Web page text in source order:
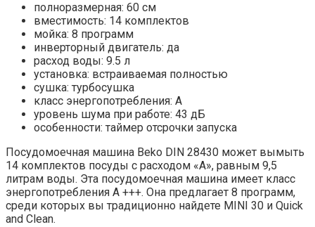
полноразмерная: 60 см
вместимость: 14 комплектов
мойка: 8 программ
инверторный двигатель: да
расход воды: 9.5 л
установка: встраиваемая полностью
сушка: турбосушка
класс энергопотребления: A
уровень шума при работе: 43 дБ
особенности: таймер отсрочки запуска
Посудомоечная машина Beko DIN 28430 может вымыть
14 комплектов посуды с расходом «А», равным 9,5
литрам воды. Эта посудомоечная машина имеет класс
энергопотребления A +++. Она предлагает 8 программ,
среди которых вы традиционно найдете MINI 30 и Quick
and Clean.